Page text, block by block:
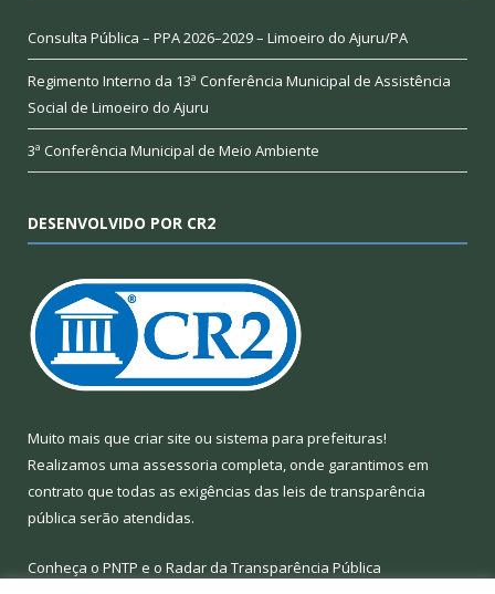
Consulta Pública – PPA 2026–2029 – Limoeiro do Ajuru/PA
Regimento Interno da 13ª Conferência Municipal de Assistência
Social de Limoeiro do Ajuru
3ª Conferência Municipal de Meio Ambiente
DESENVOLVIDO POR CR2
Muito mais que criar site ou sistema para prefeituras!
Realizamos uma assessoria completa, onde garantimos em
contrato que todas as exigências das leis de transparência
pública serão atendidas.
Conheça o PNTP e o Radar da Transparência Pública